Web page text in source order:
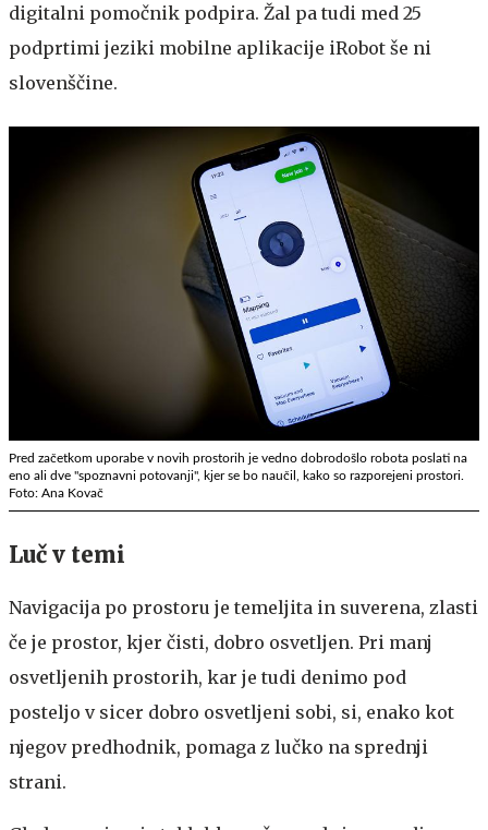
digitalni pomočnik podpira. Žal pa tudi med 25
podprtimi jeziki mobilne aplikacije iRobot še ni
slovenščine.
Pred začetkom uporabe v novih prostorih je vedno dobrodošlo robota poslati na
eno ali dve "spoznavni potovanji", kjer se bo naučil, kako so razporejeni prostori.
Foto: Ana Kovač
Luč v temi
Navigacija po prostoru je temeljita in suverena, zlasti
če je prostor, kjer čisti, dobro osvetljen. Pri manj
osvetljenih prostorih, kar je tudi denimo pod
posteljo v sicer dobro osvetljeni sobi, si, enako kot
njegov predhodnik, pomaga z lučko na sprednji
strani.